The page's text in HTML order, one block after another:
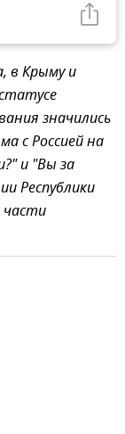
в Крыму и
значились
с Россией на
и "Вы за
Республики
части